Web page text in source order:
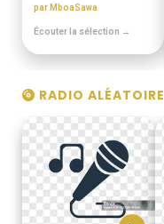
par MboaSawa
Écouter la sélection →
RADIO ALÉATOIRE